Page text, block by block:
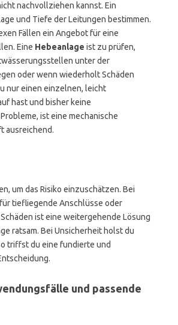
nachvollziehen kannst. Ein
und Tiefe der Leitungen bestimmen.
Fällen ein Angebot für eine
Eine Hebeanlage ist zu prüfen,
unter der
oder wenn wiederholt Schäden
nur einen einzelnen, leicht
hast und bisher keine
ist eine mechanische
ausreichend.
um das Risiko einzuschätzen. Bei
tiefliegende Anschlüsse oder
ist eine weitergehende Lösung
ratsam. Bei Unsicherheit holst du
triffst du eine fundierte und
und passende